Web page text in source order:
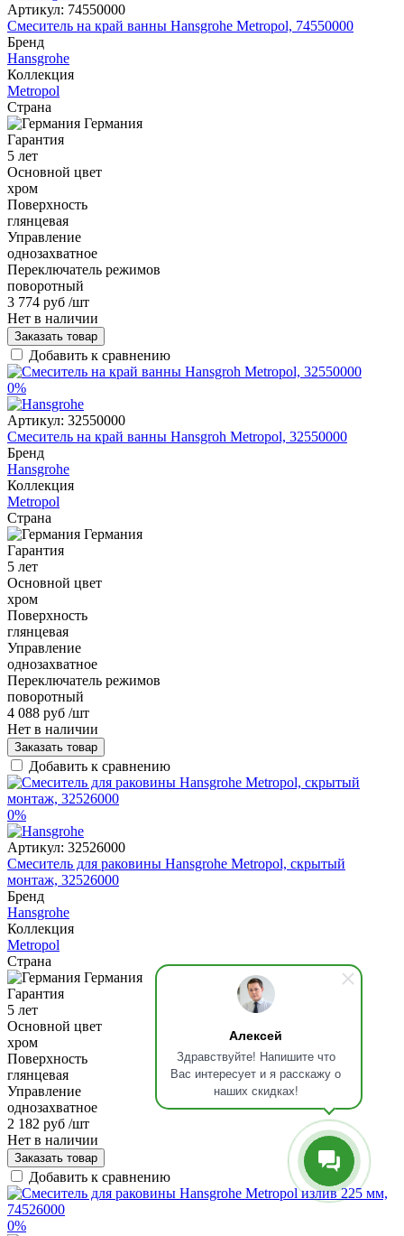
Алексей
Здравствуйте! Напишите что
Вас интересует и я расскажу о
наших скидках!
Артикул: 74550000
Смеситель на край ванны Hansgrohe Metropol, 74550000
Бренд
Hansgrohe
Коллекция
Metropol
Страна
Германия
Гарантия
5 лет
Основной цвет
хром
Поверхность
глянцевая
Управление
однозахватное
Переключатель режимов
поворотный
3 774 руб /шт
Нет в наличии
Заказать товар
Добавить к сравнению
0%
Артикул: 32550000
Смеситель на край ванны Hansgroh Metropol, 32550000
Бренд
Hansgrohe
Коллекция
Metropol
Страна
Германия
Гарантия
5 лет
Основной цвет
хром
Поверхность
глянцевая
Управление
однозахватное
Переключатель режимов
поворотный
4 088 руб /шт
Нет в наличии
Заказать товар
Добавить к сравнению
0%
Артикул: 32526000
Смеситель для раковины Hansgrohe Metropol, скрытый
монтаж, 32526000
Бренд
Hansgrohe
Коллекция
Metropol
Страна
Германия
Гарантия
5 лет
Основной цвет
хром
Поверхность
глянцевая
Управление
однозахватное
2 182 руб /шт
Нет в наличии
Заказать товар
Добавить к сравнению
0%